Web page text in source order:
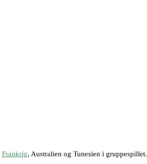
Frankrig, Australien og Tunesien i gruppespillet.